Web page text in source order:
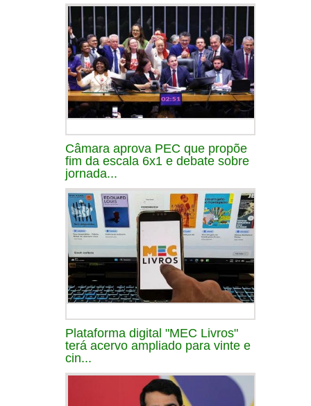
Câmara aprova PEC que propõe
fim da escala 6x1 e debate sobre
jornada...
Plataforma digital "MEC Livros"
terá acervo ampliado para vinte e
cin...